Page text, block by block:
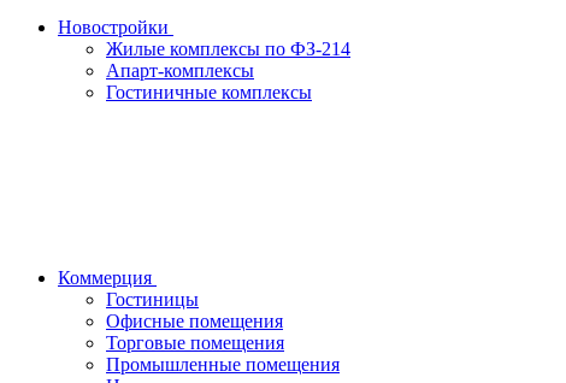
Новостройки
Жилые комплексы по ФЗ-214
Апарт-комплексы
Гостиничные комплексы
Коммерция
Гостиницы
Офисные помещения
Торговые помещения
Промышленные помещения